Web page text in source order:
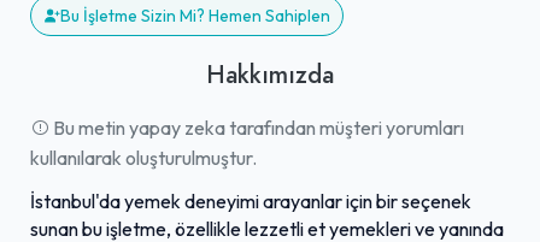
Bu İşletme Sizin Mi? Hemen Sahiplen
Hakkımızda
Bu metin yapay zeka tarafından müşteri yorumları
kullanılarak oluşturulmuştur.
İstanbul'da yemek deneyimi arayanlar için bir seçenek
sunan bu işletme, özellikle lezzetli et yemekleri ve yanında